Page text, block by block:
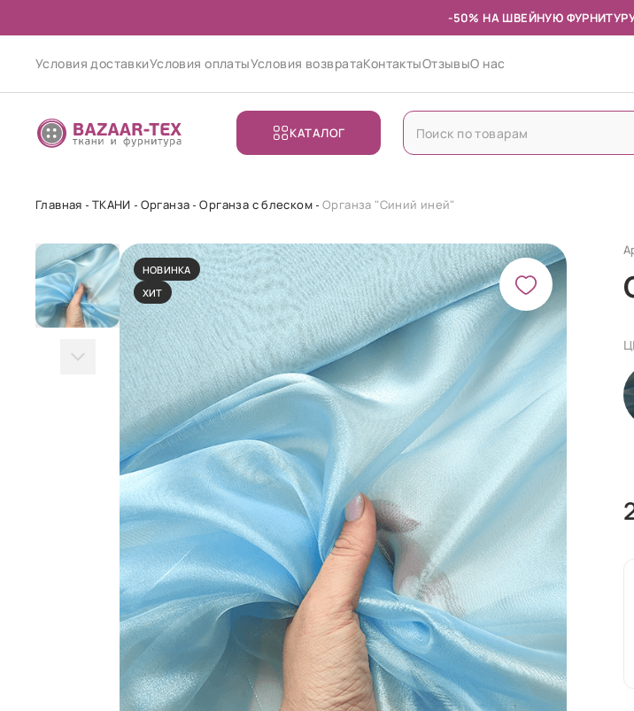
-50% НА ШВЕЙНУЮ
Условия доставкиУсловия оплатыУсловия возвратаКонтактыОтзывыО нас
КАТАЛОГ
Главная ТКАНИ Органза Органза с блеском Органза "Синий иней"
НОВИНКА
ХИТ